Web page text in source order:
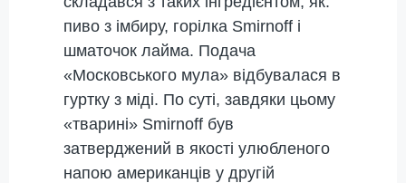
пиво з імбиру, горілка Smirnoff і
шматочок лайма. Подача
«Московського мула» відбувалася в
гуртку з міді. По суті, завдяки цьому
«тварині» Smirnoff був
затверджений в якості улюбленого
напою американців у другій